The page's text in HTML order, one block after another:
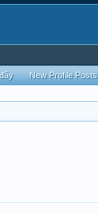
New Profile Posts